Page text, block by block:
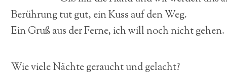
Berührung tut gut, ein Kuss auf den Weg.
Ein Gruß aus der Ferne, ich will noch nicht gehen.
Wie viele Nächte geraucht und gelacht?